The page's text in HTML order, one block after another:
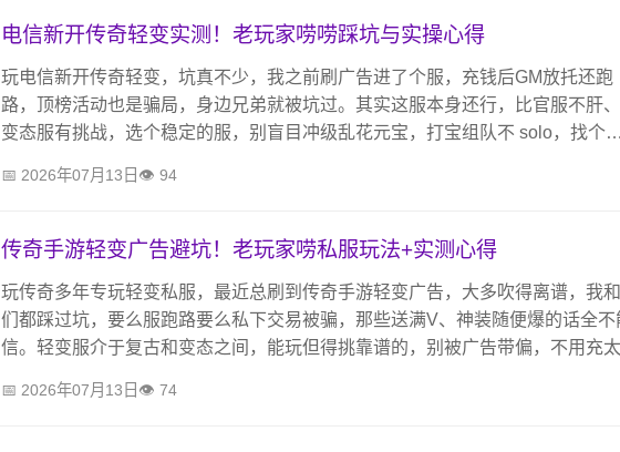
电信新开传奇轻变实测！老玩家唠唠踩坑与实操心得
玩电信新开传奇轻变，坑真不少，我之前刷广告进了个服，充钱后GM放托还跑
路，顶榜活动也是骗局，身边兄弟就被坑过。其实这服本身还行，比官服不肝
变态服有挑战，选个稳定的服，别盲目冲级乱花元宝，打宝组队不 solo，找个活
2026年07月13日 94
传奇手游轻变广告避坑！老玩家唠私服玩法+实测心得
玩传奇多年专玩轻变私服，最近总刷到传奇手游轻变广告，大多吹得离谱，我
们都踩过坑，要么服跑路要么私下交易被骗，那些送满V、神装随便爆的话全不
信。轻变服介于复古和变态之间，能玩但得挑靠谱的，别被广告带偏，不用充
2026年07月13日 74